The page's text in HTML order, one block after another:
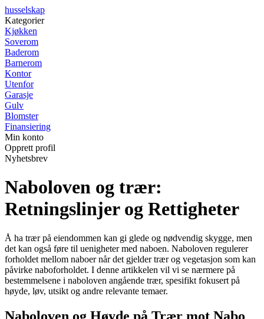
husselskap
Kategorier
Kjøkken
Soverom
Baderom
Barnerom
Kontor
Utenfor
Garasje
Gulv
Blomster
Finansiering
Min konto
Opprett profil
Nyhetsbrev
Naboloven og trær:
Retningslinjer og Rettigheter
Å ha trær på eiendommen kan gi glede og nødvendig skygge, men
det kan også føre til uenigheter med naboen. Naboloven regulerer
forholdet mellom naboer når det gjelder trær og vegetasjon som kan
påvirke naboforholdet. I denne artikkelen vil vi se nærmere på
bestemmelsene i naboloven angående trær, spesifikt fokusert på
høyde, løv, utsikt og andre relevante temaer.
Naboloven og Høyde på Trær mot Nabo